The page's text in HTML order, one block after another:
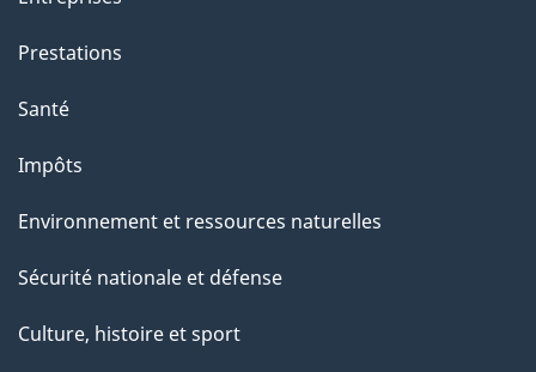
Prestations
Santé
Impôts
Environnement et ressources naturelles
Sécurité nationale et défense
Culture, histoire et sport